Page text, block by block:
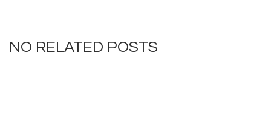
NO RELATED POSTS